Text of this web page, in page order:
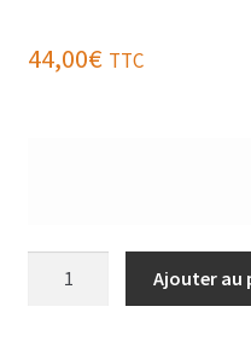
44,00€ TTC
Ajouter au